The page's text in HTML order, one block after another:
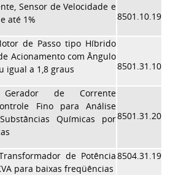
Sensor de Velocidade e
até 1%
8501.10.19
de Passo tipo Híbrido
Acionamento com Ângulo
igual a 1,8 graus
8501.31.10
Gerador de Corrente
Fino para Análise
Químicas por8501.31.20
de Potência
para baixas freqüências
8504.31.19